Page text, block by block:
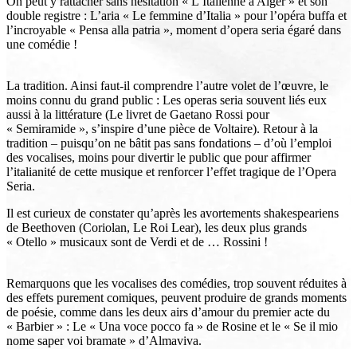
double registre : L’aria « Le femmine d’Italia » pour l’opéra buffa et
l’incroyable « Pensa alla patria », moment d’opera seria égaré dans
une comédie !
La tradition. Ainsi faut-il comprendre l’autre volet de l’œuvre, le
moins connu du grand public : Les operas seria souvent liés eux
aussi à la littérature (Le livret de Gaetano Rossi pour
« Semiramide », s’inspire d’une pièce de Voltaire). Retour à la
tradition – puisqu’on ne bâtit pas sans fondations – d’où l’emploi
des vocalises, moins pour divertir le public que pour affirmer
l’italianité de cette musique et renforcer l’effet tragique de l’Opera
Seria.
Il est curieux de constater qu’après les avortements shakespeariens
de Beethoven (Coriolan, Le Roi Lear), les deux plus grands
« Otello » musicaux sont de Verdi et de … Rossini !
Remarquons que les vocalises des comédies, trop souvent réduites à
des effets purement comiques, peuvent produire de grands moments
de poésie, comme dans les deux airs d’amour du premier acte du
« Barbier » : Le « Una voce pocco fa » de Rosine et le « Se il mio
nome saper voi bramate » d’Almaviva.